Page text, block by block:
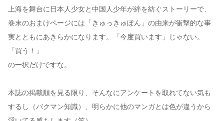
上海を舞台に日本人少女と中国人少年が絆を紡ぐストーリーで、
巻末のおまけページには「きゅっきゅぽん」の由来が衝撃的な事
実とともにあきらかになります。「今度買います」じゃない。
「買う！」
の一択だけですな。
本誌の掲載順を見る限り、そんなにアンケートを取れてない気も
するし（バクマン知識）、明らかに他のマンガとは色が違うから